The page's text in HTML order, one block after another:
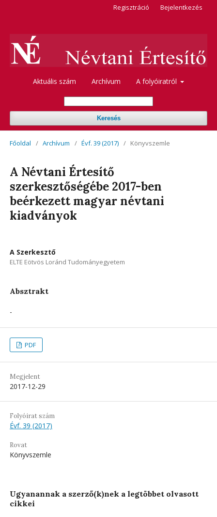
Aktuális szám Archívum A folyóiratról
Keresés
Regisztráció Bejelentkezés
Főoldal / Archívum / Évf. 39 (2017) / Könyvszemle
A Névtani Értesítő
szerkesztőségébe 2017-ben
beérkezett magyar névtani
kiadványok
A Szerkesztő
ELTE Eötvös Loránd Tudományegyetem
Absztrakt
-
PDF
Megjelent
2017-12-29
Folyóirat szám
Évf. 39 (2017)
Rovat
Könyvszemle
Ugyanannak a szerző(k)nek a legtöbbet olvasott
cikkei